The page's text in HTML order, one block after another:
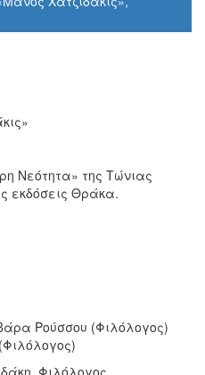
Νεότητα» της Τώνιας
εκδόσεις Θράκα.
Ρούσσου (Φιλόλογος)
Φιλόλογος